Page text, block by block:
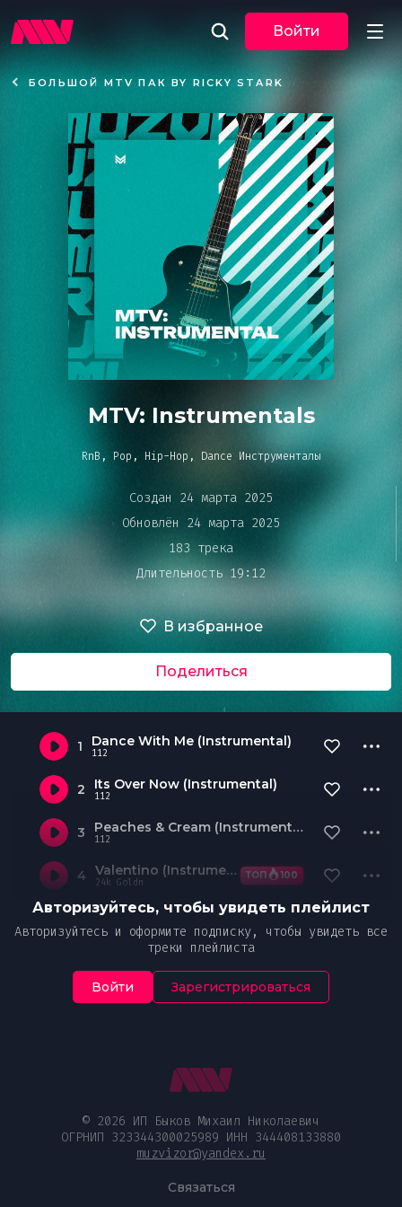
Музыка
По трекам
По жанрам
Плейлисты
Event
Bar&Club
Mainstage
Эдиторы
Чарты
DJ BATTLE
Войти
БОЛЬШОЙ MTV ПАК BY RICKY STARK
MTV: Instrumentals
RnB, Pop, Hip-Hop, Dance Инструменталы
Создан 24 марта 2025
Обновлён 24 марта 2025
183 трека
Длительность 19:12
В избранное
Поделиться
1 Dance With Me (Instrumental)
112
2 Its Over Now (Instrumental)
112
3 Peaches & Cream (Instrumental)
112
4 Valentino (Instrumental)
24k Goldn
ТОП 100
Авторизуйтесь, чтобы увидеть плейлист
Авторизуйтесь и оформите подписку, чтобы увидеть все
треки плейлиста
Войти Зарегистрироваться
воспроизведения
© 2026 ИП Быков Михаил Николаевич
ОГРНИП 323344300025989 ИНН 344408133880
muzvizor@yandex.ru
Связаться